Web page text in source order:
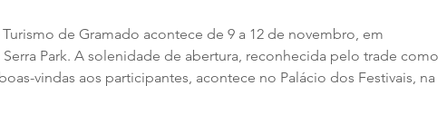
de Gramado acontece de 9 a 12 de novembro, em
Park. A solenidade de abertura, reconhecida pelo trade como
vindas aos participantes, acontece no Palácio dos Festivais, na